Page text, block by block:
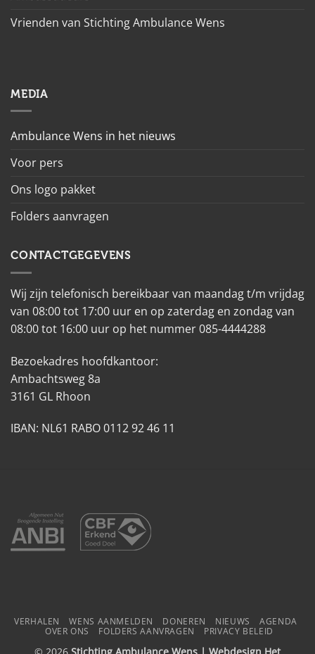
Vrienden van Stichting Ambulance Wens
MEDIA
Ambulance Wens in het nieuws
Voor pers
Ons logo pakket
Folders aanvragen
CONTACTGEGEVENS
Wij zijn telefonisch bereikbaar van maandag t/m vrijdag
van 08:00 tot 17:00 uur en op zaterdag en zondag van
08:00 tot 16:00 uur op het nummer 085-4444288
Bezoekadres hoofdkantoor:
Ambachtsweg 8a
3161 GL Rhoon
IBAN: NL61 RABO 0112 92 46 11
VERHALEN WENS AANMELDEN DONEREN NIEUWS
AGENDA
OVER ONS
FOLDERS AANVRAGEN PRIVACY BELEID